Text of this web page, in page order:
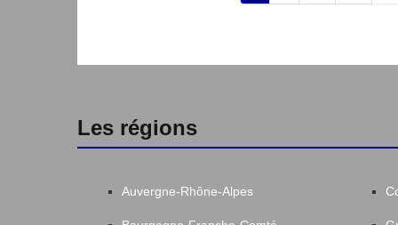
Les régions
Auvergne-Rhône-Alpes